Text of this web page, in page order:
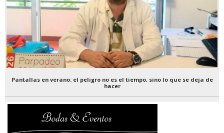
Pantallas en verano: el peligro no es el tiempo, sino lo que se deja de
hacer